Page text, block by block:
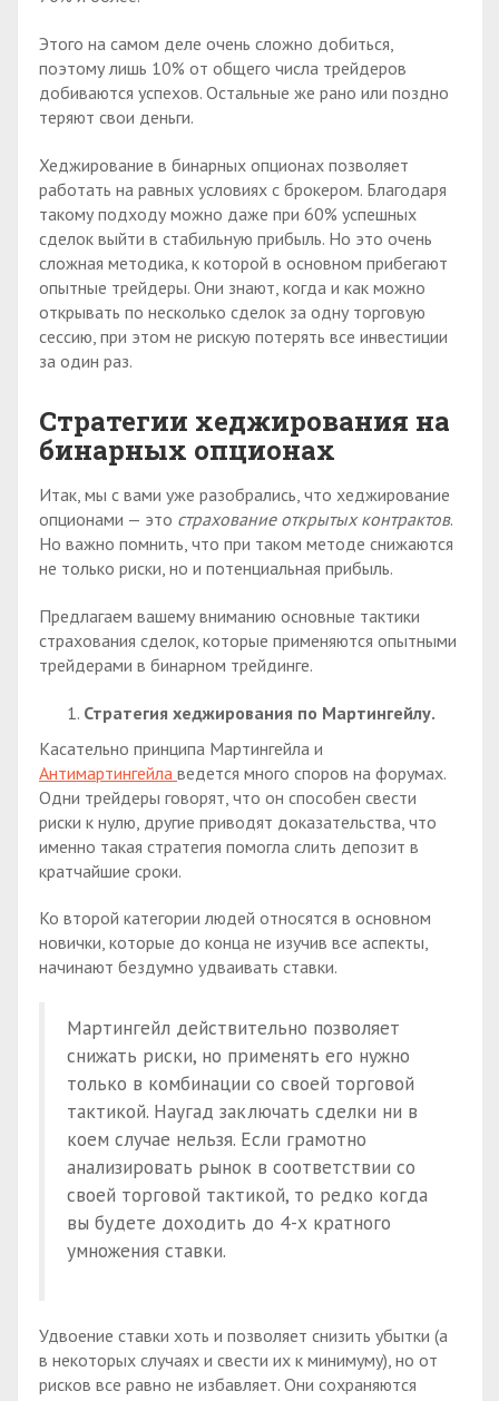
Этого на самом деле очень сложно добиться,
поэтому лишь 10% от общего числа трейдеров
добиваются успехов. Остальные же рано или поздно
теряют свои деньги.
Хеджирование в бинарных опционах позволяет
работать на равных условиях с брокером. Благодаря
такому подходу можно даже при 60% успешных
сделок выйти в стабильную прибыль. Но это очень
сложная методика, к которой в основном прибегают
опытные трейдеры. Они знают, когда и как можно
открывать по несколько сделок за одну торговую
сессию, при этом не рискую потерять все инвестиции
за один раз.
Стратегии хеджирования на
бинарных опционах
Итак, мы с вами уже разобрались, что хеджирование
опционами — это страхование открытых контрактов.
Но важно помнить, что при таком методе снижаются
не только риски, но и потенциальная прибыль.
Предлагаем вашему вниманию основные тактики
страхования сделок, которые применяются опытными
трейдерами в бинарном трейдинге.
Стратегия хеджирования по Мартингейлу.
Касательно принципа Мартингейла и
Антимартингейла ведется много споров на форумах.
Одни трейдеры говорят, что он способен свести
риски к нулю, другие приводят доказательства, что
именно такая стратегия помогла слить депозит в
кратчайшие сроки.
Ко второй категории людей относятся в основном
новички, которые до конца не изучив все аспекты,
начинают бездумно удваивать ставки.
Мартингейл действительно позволяет
снижать риски, но применять его нужно
только в комбинации со своей торговой
тактикой. Наугад заключать сделки ни в
коем случае нельзя. Если грамотно
анализировать рынок в соответствии со
своей торговой тактикой, то редко когда
вы будете доходить до 4-х кратного
умножения ставки.
Удвоение ставки хоть и позволяет снизить убытки (а
в некоторых случаях и свести их к минимуму), но от
рисков все равно не избавляет. Они сохраняются